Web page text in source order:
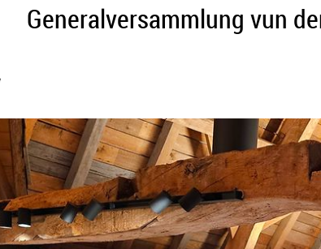
Generalversammlung vun